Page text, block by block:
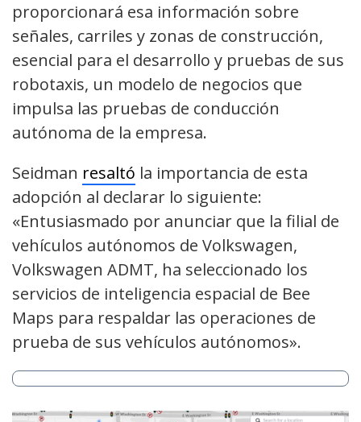
proporcionará esa información sobre
señales, carriles y zonas de construcción,
esencial para el desarrollo y pruebas de sus
robotaxis, un modelo de negocios que
impulsa las pruebas de conducción
autónoma de la empresa.
Seidman resaltó la importancia de esta
adopción al declarar lo siguiente:
«Entusiasmado por anunciar que la filial de
vehículos autónomos de Volkswagen,
Volkswagen ADMT, ha seleccionado los
servicios de inteligencia espacial de Bee
Maps para respaldar las operaciones de
prueba de sus vehículos autónomos».